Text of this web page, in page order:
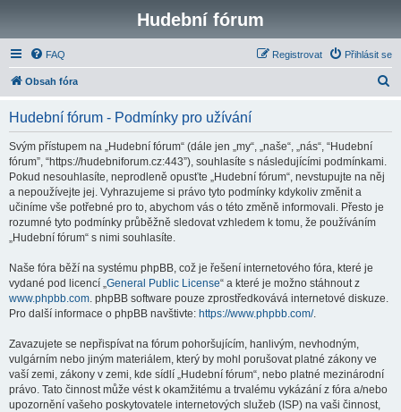
Hudební fórum
FAQ Přihlásit se
Registrovat
Obsah fóra
Hudební fórum - Podmínky pro užívání
Svým přístupem na „Hudební fórum“ (dále jen „my“, „naše“, „nás“, “Hudební
fórum”, “https://hudebniforum.cz:443”), souhlasíte s následujícími podmínkami.
Pokud nesouhlasíte, neprodleně opusťte „Hudební fórum“, nevstupujte na něj
a nepoužívejte jej. Vyhrazujeme si právo tyto podmínky kdykoliv změnit a
učiníme vše potřebné pro to, abychom vás o této změně informovali. Přesto je
rozumné tyto podmínky průběžně sledovat vzhledem k tomu, že používáním
„Hudební fórum“ s nimi souhlasíte.
Naše fóra běží na systému phpBB, což je řešení internetového fóra, které je
vydané pod licencí „General Public License“ a které je možno stáhnout z
www.phpbb.com. phpBB software pouze zprostředkovává internetové diskuze.
Pro další informace o phpBB navštivte: https://www.phpbb.com/.
Zavazujete se nepřispívat na fórum pohoršujícím, hanlivým, nevhodným,
vulgárním nebo jiným materiálem, který by mohl porušovat platné zákony ve
vaší zemi, zákony v zemi, kde sídlí „Hudební fórum“, nebo platné mezinárodní
právo. Tato činnost může vést k okamžitému a trvalému vykázání z fóra a/nebo
upozornění vašeho poskytovatele internetových služeb (ISP) na vaši činnost,